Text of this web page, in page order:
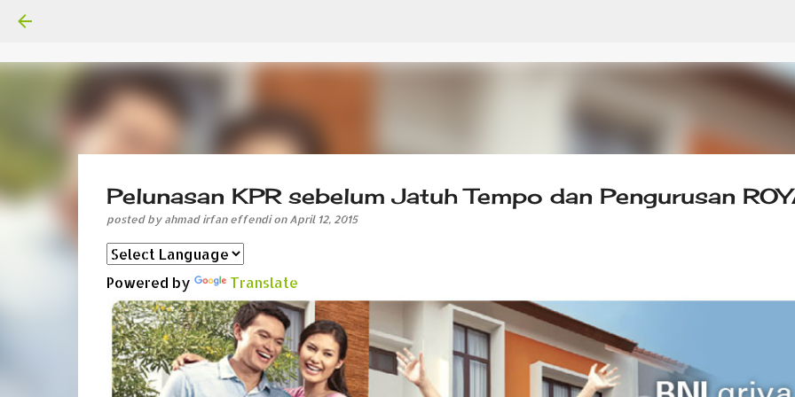
Pelunasan KPR sebelum Jatuh Tempo dan Pengurusan
posted by ahmad irfan effendi on April 12, 2015
Powered by Translate